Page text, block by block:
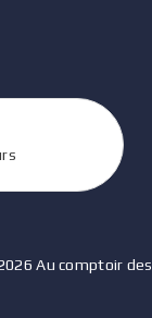
Au comptoir